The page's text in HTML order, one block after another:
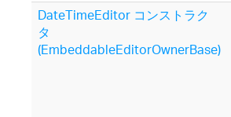
DateTimeEditor コンストラク
タ
(EmbeddableEditorOwnerBase)